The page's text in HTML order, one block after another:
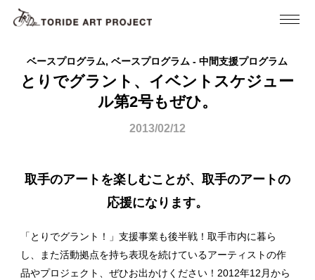
ベースプログラム, ベースプログラム - 中間支援プログラム
とりでグラント、イベントスケジュー
ル第2号もぜひ。
2013/02/12
取手のアートを楽しむことが、取手のアートの
応援になります。
「とりでグラント！」支援事業も後半戦！取手市内に暮ら
し、また活動拠点を持ち表現を続けているアーティストの作
品やプロジェクト、ぜひお出かけください！2012年12月から